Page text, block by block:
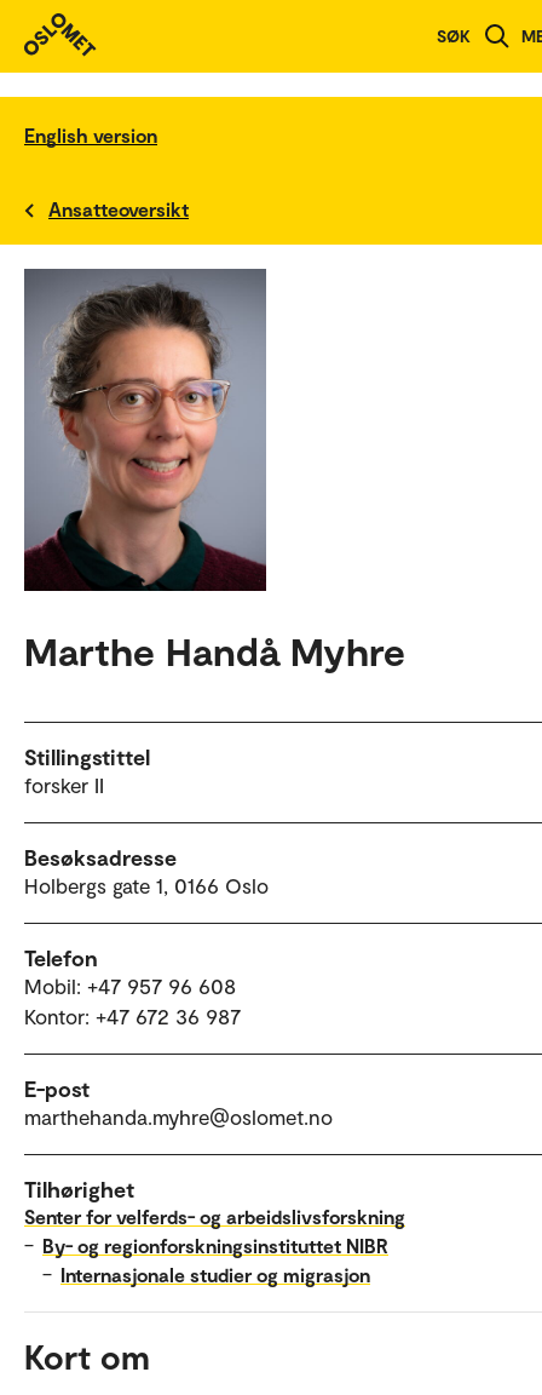
SØK
English version
Ansatteoversikt
Marthe Handå Myhre
Stillingstittel
forsker II
Besøksadresse
Holbergs gate 1, 0166 Oslo
Telefon
Mobil: +47 957 96 608
Kontor: +47 672 36 987
E-post
marthehanda.myhre@oslomet.no
Tilhørighet
Senter for velferds- og arbeidslivsforskning
– By- og regionforskningsinstituttet NIBR
– Internasjonale studier og migrasjon
Kort om